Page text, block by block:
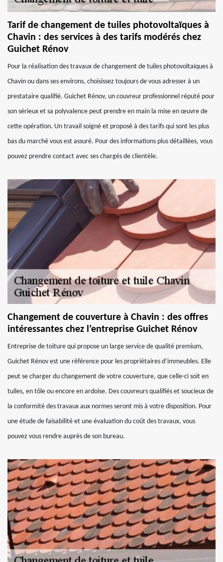
Tarif de changement de tuiles photovoltaïques à
Chavin : des services à des tarifs modérés chez
Guichet Rénov
Pour la réalisation des travaux de changement de tuiles photovoltaïques à
Chavin ou dans ses environs, choisissez toujours de vous adresser à un
prestataire qualifié. Guichet Rénov, un couvreur professionnel réputé pour
son sérieux et sa polyvalence peut prendre en main la mise en œuvre de
cette opération. Un travail soigné et proposé à des tarifs qui sont les plus
bas du marché vous est assuré. Pour des informations plus détaillées, vous
pouvez prendre contact avec ses chargés de clientèle.
Changement de couverture à Chavin : des offres
intéressantes chez l’entreprise Guichet Rénov
Entreprise de toiture qui propose un large service de qualité premium,
Guichet Rénov est une référence pour les propriétaires d’immeubles. Elle
peut se charger du changement de votre couverture, que celle-ci soit en
tuiles, en tôle ou encore en ardoise. Des couvreurs qualifiés et soucieux de
la conformité des travaux aux normes seront mis à votre disposition. Pour
une étude de faisabilité et une évaluation du coût des travaux, vous
pouvez vous rendre auprès de son bureau.